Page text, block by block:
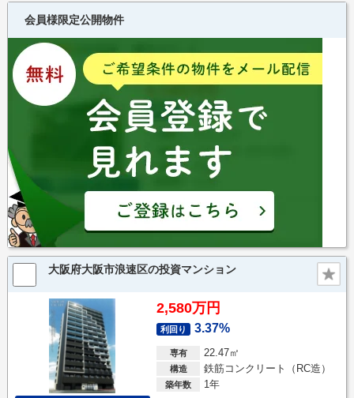
会員様限定公開物件
大阪府大阪市浪速区の投資マンション
2,580万円
利回り 3.37%
専有 22.47㎡
構造 鉄筋コンクリート（RC造）
築年数 1年